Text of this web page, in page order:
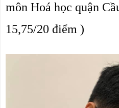
môn Hoá học quận
15,75/20 điểm )